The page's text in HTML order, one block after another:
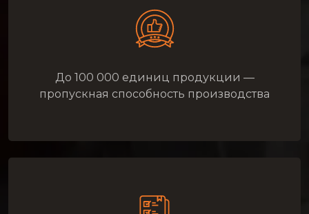
До 100 000 единиц продукции —
пропускная способность производства